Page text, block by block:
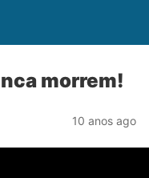
morrem!
10 anos ago